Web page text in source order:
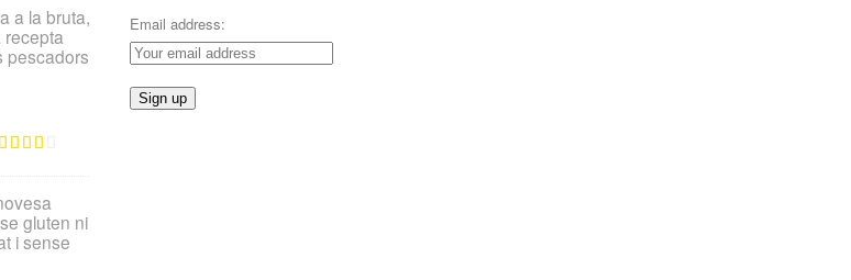
a la bruta,
recepta
pescadors
gluten ni
i sense
Email address: